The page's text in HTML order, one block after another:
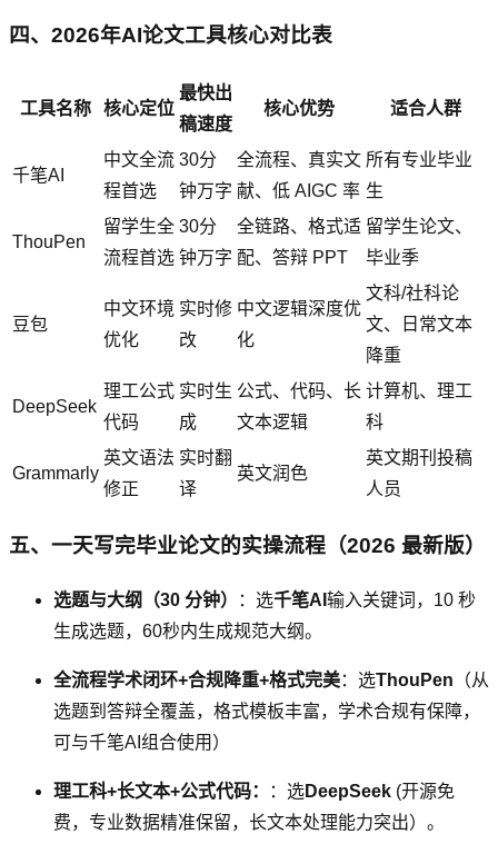
四、2026年AI论文工具核心对比表
工具名称 核心定位
最快出
稿速度
核心优势 适合人群
千笔AI
中文全流
程首选
30分
钟万字
全流程、真实文
献、低 AIGC 率
所有专业毕业
生
ThouPen
留学生全
流程首选
30分
钟万字
全链路、格式适
配、答辩 PPT
留学生论文、
毕业季
豆包
中文环境
优化
实时修
改
中文逻辑深度优
化
文科/社科论
文、日常文本
降重
DeepSeek
理工公式
代码
实时生
成
公式、代码、长
文本逻辑
计算机、理工
科
Grammarly
英文语法
修正
实时翻
译
英文润色
英文期刊投稿
人员
五、一天写完毕业论文的实操流程（2026 最新版）
选题与大纲（30 分钟） ：选千笔AI 输入关键词，10 秒
生成选题，60秒内生成规范大纲。
全流程学术闭环+合规降重+格式完美：选ThouPen （从
选题到答辩全覆盖，格式模板丰富，学术合规有保障，
可与千笔AI组合使用）
理工科+长文本+公式代码： ：选DeepSeek (开源免
费，专业数据精准保留，长文本处理能力突出）。